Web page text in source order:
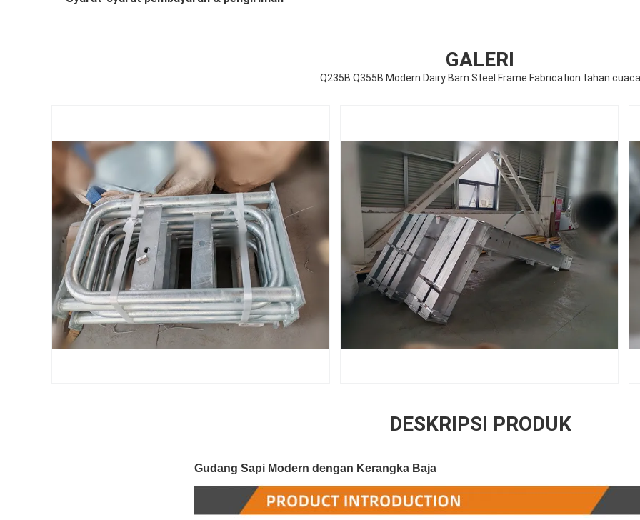
GALERI
Q235B Q355B Modern Dairy Barn Steel Frame Fabrication tahan cuaca
DESKRIPSI PRODUK
Gudang Sapi Modern dengan Kerangka Baja